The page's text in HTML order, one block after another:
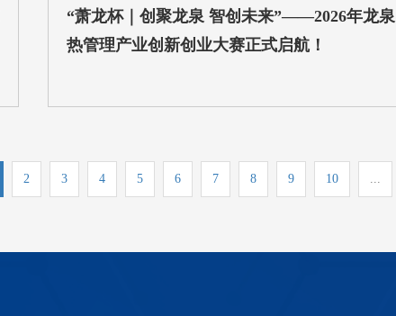
“萧龙杯｜创聚龙泉 智创未来”——2026年龙泉
热管理产业创新创业大赛正式启航！
2 3 4 5 6 7 8 9 10 ...